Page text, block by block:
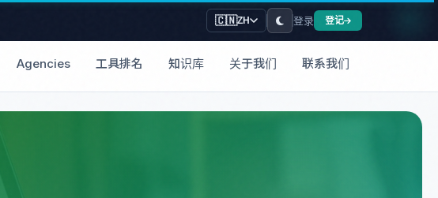
🇨🇳ZH 登录 登记
Agencies 工具排名 知识库 关于我们 联系我们